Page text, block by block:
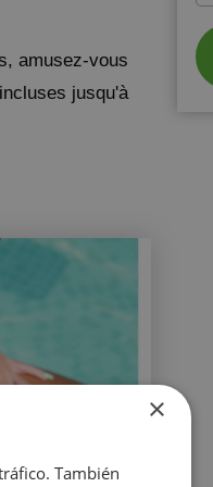
amusez-vous
jusqu'à
×
También